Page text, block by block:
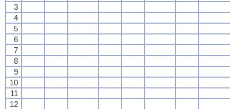
3
4
5
6
7
8
9
10
11
12